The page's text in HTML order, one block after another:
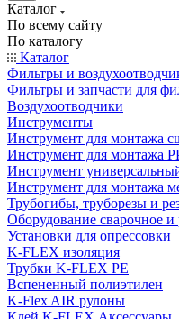
Каталог
По всему сайту
По каталогу
Каталог
Фильтры и
Фильтры и запчасти для
Воздухоотводчики
Инструменты
Инструмент для монтажа
Инструмент для монтажа
Инструмент
Инструмент для монтажа
Трубогибы, труборезы и
Оборудование сварочное
Установки для опрессовки
K-FLEX изоляция
Трубки K-FLEX PE
Вспененный полиэтилен
K-Flex AIR рулоны